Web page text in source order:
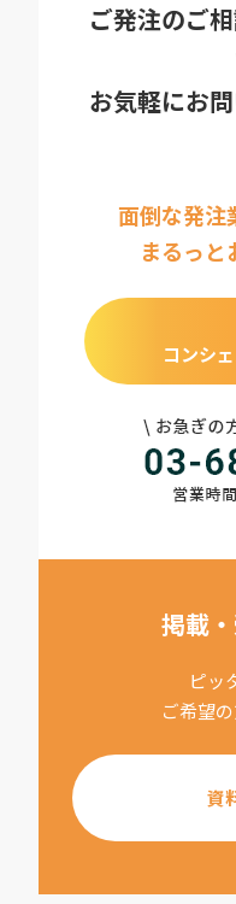
ご発注のご
お気軽にお
面倒な発注
まるっと
コンシ
掲載
ピッ
ご希望
資